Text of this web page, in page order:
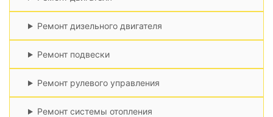
Ремонт дизельного двигателя
Ремонт подвески
Ремонт рулевого управления
Ремонт системы отопления